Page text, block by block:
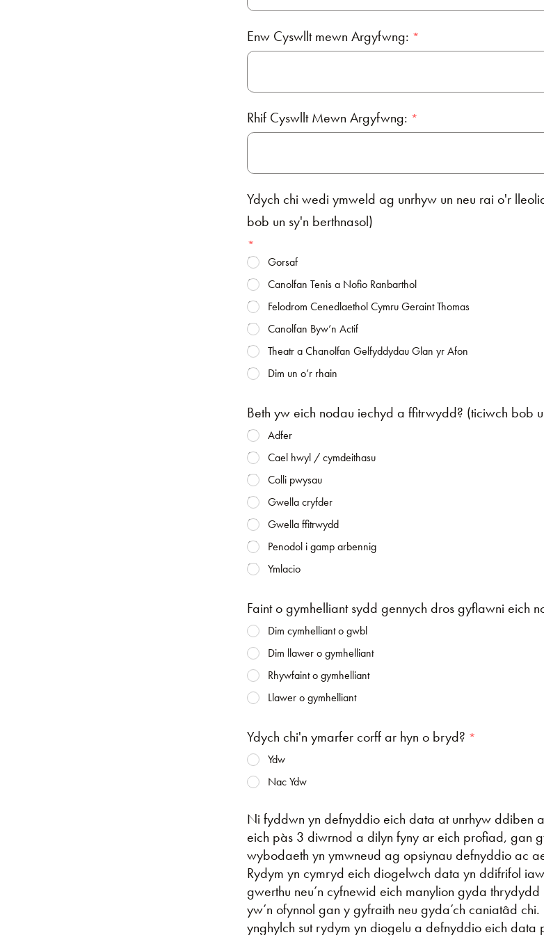
Enw Cyswllt mewn Argyfwng:
Rhif Cyswllt Mewn Argyfwng:
Ydych chi wedi ymweld ag unrhyw un neu rai o'r
bob un sy'n berthnasol)
Gorsaf
Canolfan Tenis a Nofio Ranbarthol
Felodrom Cenedlaethol Cymru Geraint Thomas
Canolfan Byw’n Actif
Theatr a Chanolfan Gelfyddydau Glan yr Afon
Dim un o’r rhain
Beth yw eich nodau iechyd a ffitrwydd? (ticiwch bob
Adfer
Cael hwyl / cymdeithasu
Colli pwysau
Gwella cryfder
Gwella ffitrwydd
Penodol i gamp arbennig
Ymlacio
Faint o gymhelliant sydd gennych dros gyflawni eich
Dim cymhelliant o gwbl
Dim llawer o gymhelliant
Rhywfaint o gymhelliant
Llawer o gymhelliant
Ydych chi'n ymarfer corff ar hyn o bryd?
Ydw
Nac Ydw
Ni fyddwn yn defnyddio eich data at unrhyw ddiben
eich pàs 3 diwrnod a dilyn fyny ar eich profiad, gan
wybodaeth yn ymwneud ag opsiynau defnyddio ac
Rydym yn cymryd eich diogelwch data yn ddifrifol
gwerthu neu’n cyfnewid eich manylion gyda
yw’n ofynnol gan y gyfraith neu gyda’ch caniatâd
ynghylch sut rydym yn diogelu a defnyddio eich data